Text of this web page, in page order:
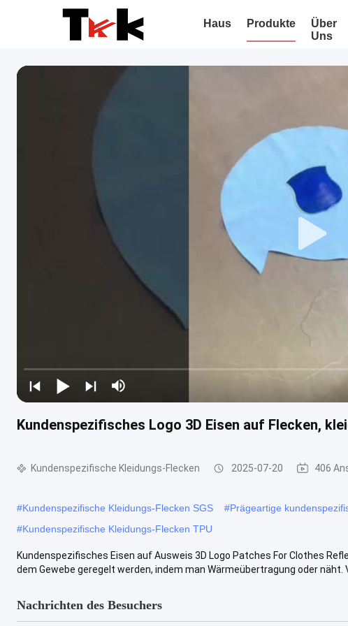
Haus Produkte
Über
Uns
Kundenspezifisches Logo 3D Eisen auf Flecken,
Kundenspezifische Kleidungs-Flecken 2025-07-20 406
#Kundenspezifische Kleidungs-Flecken SGS #Prägeartige
#Kundenspezifische Kleidungs-Flecken TPU
Kundenspezifisches Eisen auf Ausweis 3D Logo Patches For Clothes
dem Gewebe geregelt werden, indem man Wärmeübertragung oder näht.
Nachrichten des Besuchers